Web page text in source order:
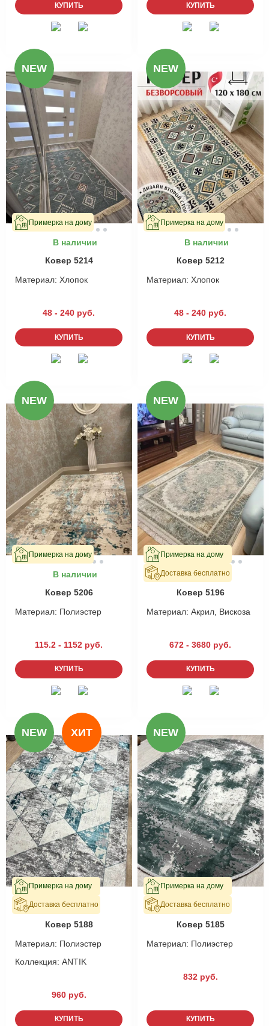
КУПИТЬ КУПИТЬ
NEW
Примерка на дому
В наличии
Ковер 5214
Материал: Хлопок
48 - 240 руб.
КУПИТЬ
NEW
Примерка на дому
В наличии
Ковер 5212
Материал: Хлопок
48 - 240 руб.
КУПИТЬ
NEW
Примерка на дому
В наличии
Ковер 5206
Материал: Полиэстер
115.2 - 1152 руб.
КУПИТЬ
NEW
Примерка на дому
Доставка бесплатно
В наличии
Ковер 5196
Материал: Акрил, Вискоза
672 - 3680 руб.
КУПИТЬ
NEW ХИТ
Примерка на дому
Доставка бесплатно
В наличии
Ковер 5188
Материал: Полиэстер
Коллекция: ANTIK
960 руб.
КУПИТЬ
NEW
Примерка на дому
Доставка бесплатно
В наличии
Ковер 5185
Материал: Полиэстер
832 руб.
КУПИТЬ